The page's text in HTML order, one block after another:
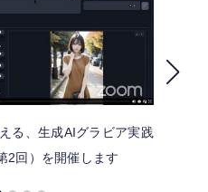
トア
US
る、生成AIグラビア実践
2回）を開催します